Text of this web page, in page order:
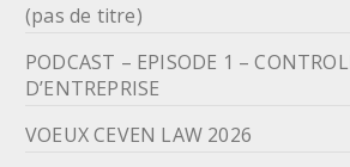
(pas de titre)
PODCAST – EPISODE 1 –
D’ENTREPRISE
VOEUX CEVEN LAW 2026